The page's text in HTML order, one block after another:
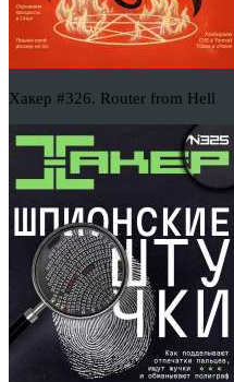
Хакер #326. Router from Hell